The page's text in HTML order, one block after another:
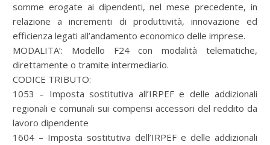
somme erogate ai dipendenti, nel mese precedente, in
relazione a incrementi di produttività, innovazione ed
efficienza legati all’andamento economico delle imprese.
MODALITA’: Modello F24 con modalità telematiche,
direttamente o tramite intermediario.
CODICE TRIBUTO:
1053 – Imposta sostitutiva all’IRPEF e delle addizionali
regionali e comunali sui compensi accessori del reddito da
lavoro dipendente
1604 – Imposta sostitutiva dell’IRPEF e delle addizionali